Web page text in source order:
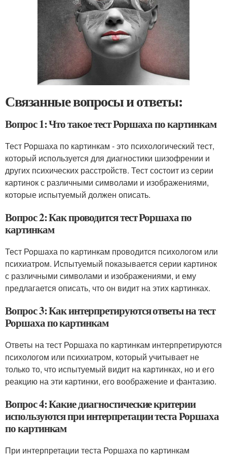
Связанные вопросы и ответы:
Вопрос 1: Что такое тест Роршаха по картинкам
Тест Роршаха по картинкам - это психологический тест,
который используется для диагностики шизофрении и
других психических расстройств. Тест состоит из серии
картинок с различными символами и изображениями,
которые испытуемый должен описать.
Вопрос 2: Как проводится тест Роршаха по
картинкам
Тест Роршаха по картинкам проводится психологом или
психиатром. Испытуемый показывается серии картинок
с различными символами и изображениями, и ему
предлагается описать, что он видит на этих картинках.
Вопрос 3: Как интерпретируются ответы на тест
Роршаха по картинкам
Ответы на тест Роршаха по картинкам интерпретируются
психологом или психиатром, который учитывает не
только то, что испытуемый видит на картинках, но и его
реакцию на эти картинки, его воображение и фантазию.
Вопрос 4: Какие диагностические критерии
используются при интерпретации теста Роршаха
по картинкам
При интерпретации теста Роршаха по картинкам